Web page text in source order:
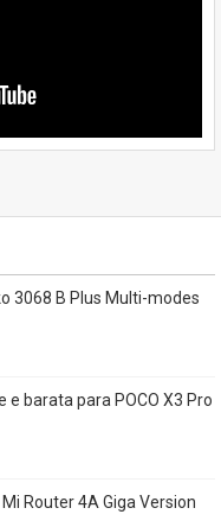
3068 B Plus Multi-modes
e barata para POCO X3 Pro
Router 4A Giga Version